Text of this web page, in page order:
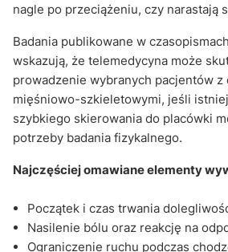
nagle po przeciążeniu, czy narastają
Badania publikowane w
wskazują, że telemedycyna może
prowadzenie wybranych pacjentów z
mięśniowo-szkieletowymi, jeśli
szybkiego skierowania do placówki
potrzeby badania fizykalnego.
Najczęściej omawiane elementy
Początek i czas trwania
Nasilenie bólu oraz reakcję na
Ograniczenie ruchu podczas